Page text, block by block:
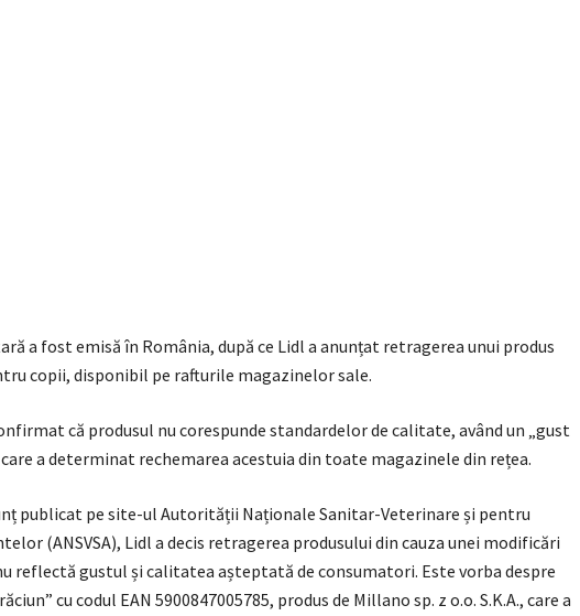
a fost emisă în România, după ce Lidl a anunțat retragerea unui produs
copii, disponibil pe rafturile magazinelor sale.
că produsul nu corespunde standardelor de calitate, având un „gust
a determinat rechemarea acestuia din toate magazinele din rețea.
publicat pe site-ul Autorității Naționale Sanitar-Veterinare și pentru
(ANSVSA), Lidl a decis retragerea produsului din cauza unei modificări
reflectă gustul și calitatea așteptată de consumatori. Este vorba despre
cu codul EAN 5900847005785, produs de Millano sp. z o.o. S.K.A., care a